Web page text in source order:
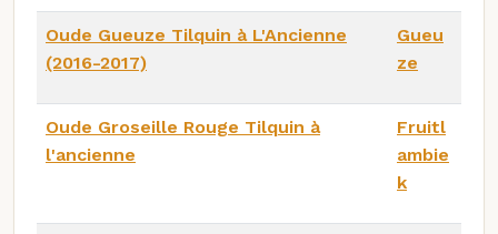
Oude Gueuze Tilquin à L'Ancienne
(2016-2017)
Gueu
ze
Oude Groseille Rouge Tilquin à
l'ancienne
Fruitl
ambie
k